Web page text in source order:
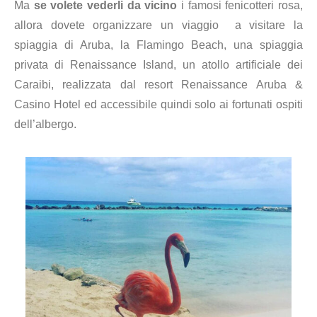
Ma se volete vederli da vicino i famosi fenicotteri rosa,
allora dovete organizzare un viaggio a visitare la
spiaggia di Aruba, la Flamingo Beach, una spiaggia
privata di Renaissance Island, un atollo artificiale dei
Caraibi, realizzata dal resort Renaissance Aruba &
Casino Hotel ed accessibile quindi solo ai fortunati ospiti
dell’albergo.